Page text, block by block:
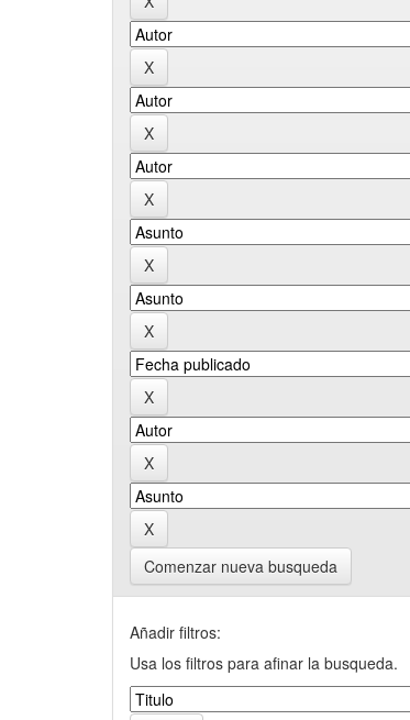
Comenzar nueva busqueda
Añadir filtros:
Usa los filtros para afinar la busqueda.